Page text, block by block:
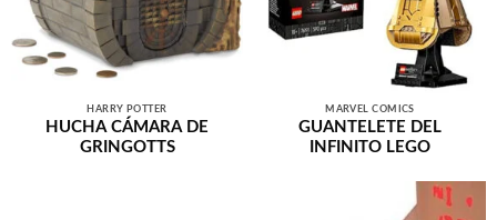
HARRY POTTER
HUCHA CÁMARA DE
GRINGOTTS
MARVEL COMICS
GUANTELETE DEL
INFINITO LEGO